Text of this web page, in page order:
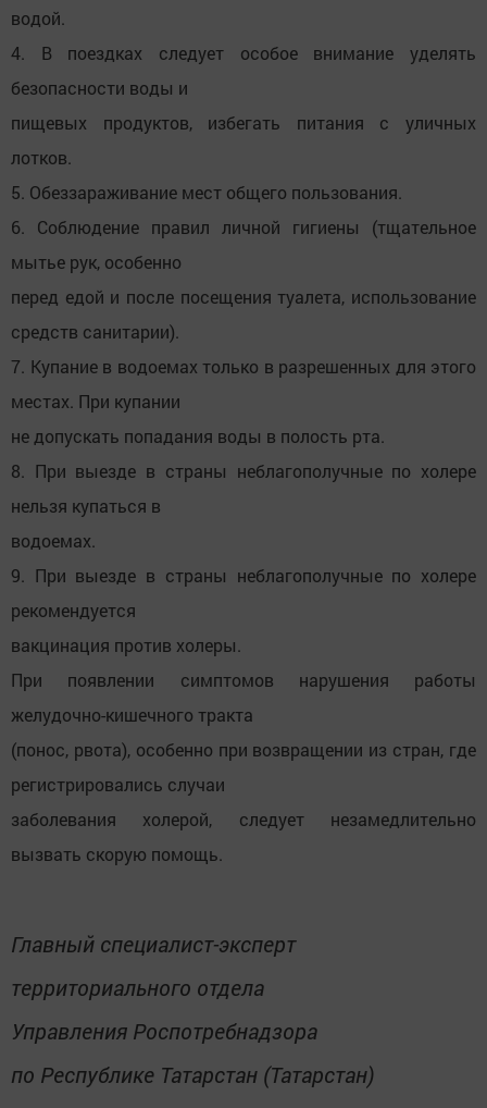
водой.
4. В поездках следует особое внимание уделять
безопасности воды и
пищевых продуктов, избегать питания с уличных
лотков.
5. Обеззараживание мест общего пользования.
6. Соблюдение правил личной гигиены (тщательное
мытье рук, особенно
перед едой и после посещения туалета, использование
средств санитарии).
7. Купание в водоемах только в разрешенных для этого
местах. При купании
не допускать попадания воды в полость рта.
8. При выезде в страны неблагополучные по холере
нельзя купаться в
водоемах.
9. При выезде в страны неблагополучные по холере
рекомендуется
вакцинация против холеры.
При появлении симптомов нарушения работы
желудочно-кишечного тракта
(понос, рвота), особенно при возвращении из стран, где
регистрировались случаи
заболевания холерой, следует незамедлительно
вызвать скорую помощь.
Главный специалист-эксперт
территориального отдела
Управления Роспотребнадзора
по Республике Татарстан (Татарстан)